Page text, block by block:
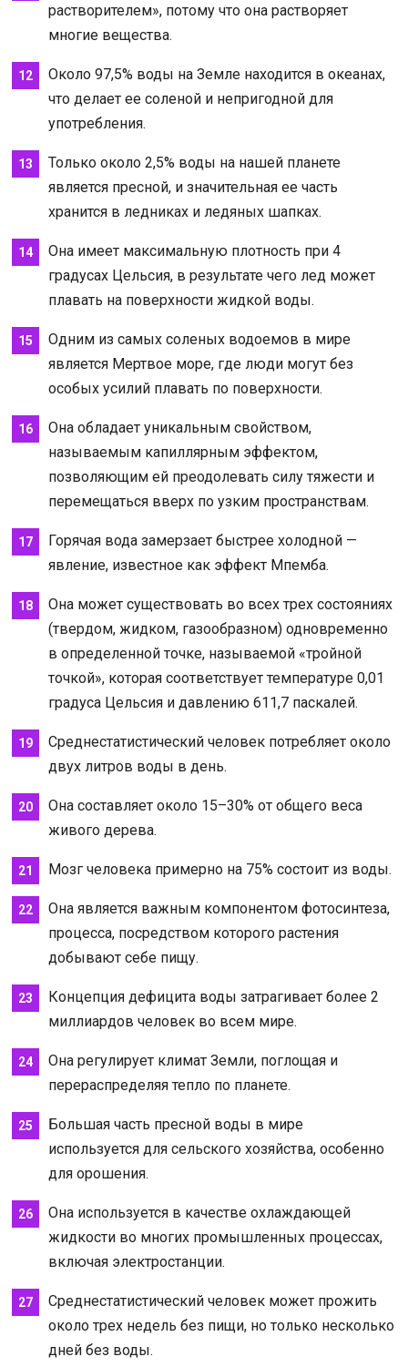
растворителем», потому что она растворяет
многие вещества.
Около 97,5% воды на Земле находится в океанах,
что делает ее соленой и непригодной для
употребления.
Только около 2,5% воды на нашей планете
является пресной, и значительная ее часть
хранится в ледниках и ледяных шапках.
Она имеет максимальную плотность при 4
градусах Цельсия, в результате чего лед может
плавать на поверхности жидкой воды.
Одним из самых соленых водоемов в мире
является Мертвое море, где люди могут без
особых усилий плавать по поверхности.
Она обладает уникальным свойством,
называемым капиллярным эффектом,
позволяющим ей преодолевать силу тяжести и
перемещаться вверх по узким пространствам.
Горячая вода замерзает быстрее холодной —
явление, известное как эффект Мпемба.
Она может существовать во всех трех состояниях
(твердом, жидком, газообразном) одновременно
в определенной точке, называемой «тройной
точкой», которая соответствует температуре 0,01
градуса Цельсия и давлению 611,7 паскалей.
Среднестатистический человек потребляет около
двух литров воды в день.
Она составляет около 15–30% от общего веса
живого дерева.
Мозг человека примерно на 75% состоит из воды.
Она является важным компонентом фотосинтеза,
процесса, посредством которого растения
добывают себе пищу.
Концепция дефицита воды затрагивает более 2
миллиардов человек во всем мире.
Она регулирует климат Земли, поглощая и
перераспределяя тепло по планете.
Большая часть пресной воды в мире
используется для сельского хозяйства, особенно
для орошения.
Она используется в качестве охлаждающей
жидкости во многих промышленных процессах,
включая электростанции.
Среднестатистический человек может прожить
около трех недель без пищи, но только несколько
дней без воды.